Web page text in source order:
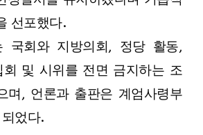
선포했다.
국회와 지방의회, 정당 활동,
회 및 시위를 전면 금지하는 조
며, 언론과 출판은 계엄사령부
었다.